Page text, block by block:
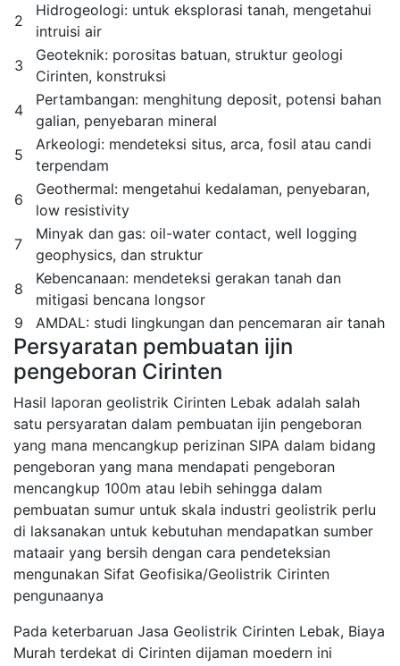
2
Hidrogeologi: untuk eksplorasi tanah, mengetahui
intruisi air
3
Geoteknik: porositas batuan, struktur geologi
Cirinten, konstruksi
4
Pertambangan: menghitung deposit, potensi bahan
galian, penyebaran mineral
5
Arkeologi: mendeteksi situs, arca, fosil atau candi
terpendam
6
Geothermal: mengetahui kedalaman, penyebaran,
low resistivity
7
Minyak dan gas: oil-water contact, well logging
geophysics, dan struktur
8
Kebencanaan: mendeteksi gerakan tanah dan
mitigasi bencana longsor
9
AMDAL: studi lingkungan dan pencemaran air tanah
Persyaratan pembuatan ijin
pengeboran Cirinten
Hasil laporan geolistrik Cirinten Lebak adalah salah
satu persyaratan dalam pembuatan ijin pengeboran
yang mana mencangkup perizinan SIPA dalam bidang
pengeboran yang mana mendapati pengeboran
mencangkup 100m atau lebih sehingga dalam
pembuatan sumur untuk skala industri geolistrik perlu
di laksanakan untuk kebutuhan mendapatkan sumber
mataair yang bersih dengan cara pendeteksian
mengunakan Sifat Geofisika/Geolistrik Cirinten
pengunaanya
Pada keterbaruan Jasa Geolistrik Cirinten Lebak, Biaya
Murah terdekat di Cirinten dijaman moedern ini